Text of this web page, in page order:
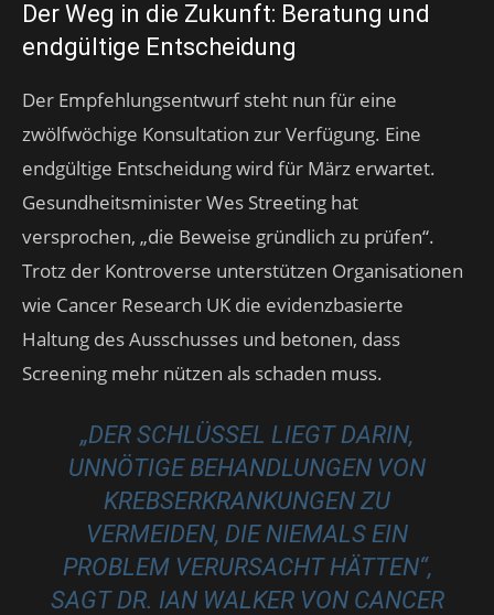
Der Weg in die Zukunft: Beratung und
endgültige Entscheidung
Der Empfehlungsentwurf steht nun für eine
zwölfwöchige Konsultation zur Verfügung. Eine
endgültige Entscheidung wird für März erwartet.
Gesundheitsminister Wes Streeting hat
versprochen, „die Beweise gründlich zu prüfen“.
Trotz der Kontroverse unterstützen Organisationen
wie Cancer Research UK die evidenzbasierte
Haltung des Ausschusses und betonen, dass
Screening mehr nützen als schaden muss.
„DER SCHLÜSSEL LIEGT DARIN,
UNNÖTIGE BEHANDLUNGEN VON
KREBSERKRANKUNGEN ZU
VERMEIDEN, DIE NIEMALS EIN
PROBLEM VERURSACHT HÄTTEN“,
SAGT DR. IAN WALKER VON CANCER